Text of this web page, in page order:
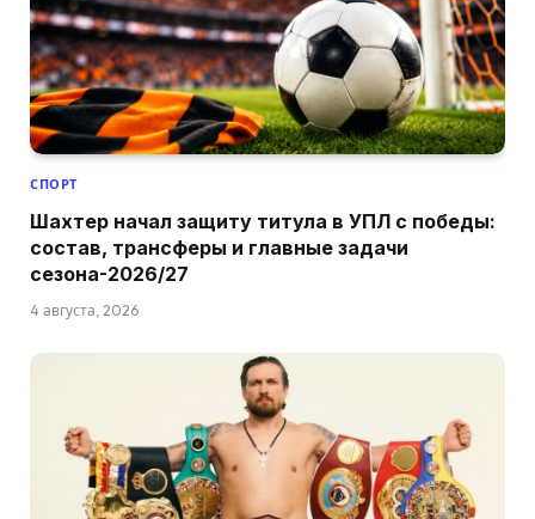
СПОРТ
Шахтер начал защиту титула в УПЛ с победы:
состав, трансферы и главные задачи
сезона-2026/27
4 августа, 2026